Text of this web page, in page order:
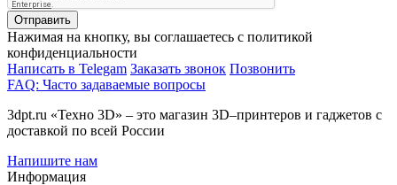
Отправить
Нажимая на кнопку, вы соглашаетесь с политикой
конфиденциальности
Написать в Telegam Заказать звонок Позвонить
FAQ: Часто задаваемые вопросы
3dpt.ru «Техно 3D» – это магазин 3D–принтеров и гаджетов с
доставкой по всей России
Напишите нам
Информация